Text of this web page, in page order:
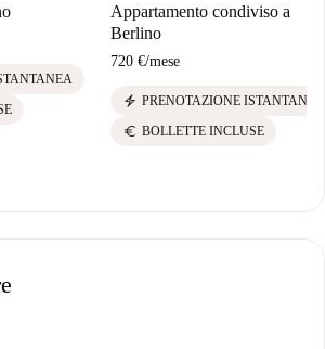
Appartamento condiviso a
Berlino
720 €/mese
electric_bolt PRENOTAZIONE ISTANTANEA
euro BOLLETTE INCLUSE